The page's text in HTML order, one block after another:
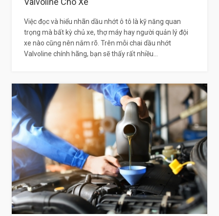
Việc đọc và hiểu nhãn dầu nhớt ô tô là kỹ năng quan
trọng mà bất kỳ chủ xe, thợ máy hay người quản lý đội
xe nào cũng nên nắm rõ. Trên mỗi chai dầu nhớt
Valvoline chính hãng, bạn sẽ thấy rất nhiều...